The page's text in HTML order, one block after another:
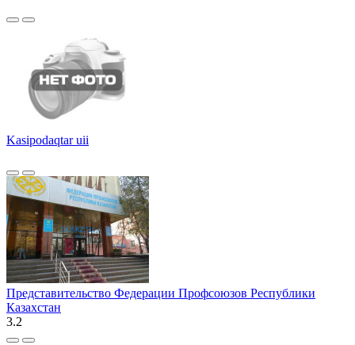
Kasipodaqtar uii
Представительство Федерации Профсоюзов Республики
Казахстан
3.2